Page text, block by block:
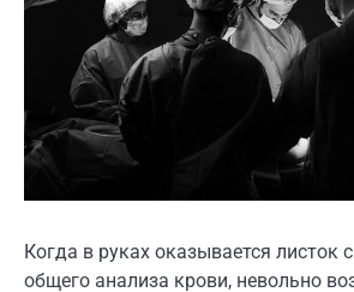
Когда в руках оказывается листок
общего анализа крови, невольно